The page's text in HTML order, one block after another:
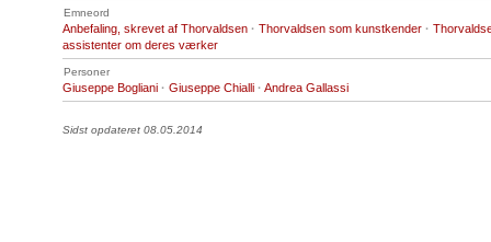
Emneord
Anbefaling, skrevet af Thorvaldsen · Thorvaldsen som kunstkender ·
assistenter om deres værker
Personer
Giuseppe Bogliani · Giuseppe Chialli · Andrea Gallassi
Sidst opdateret 08.05.2014